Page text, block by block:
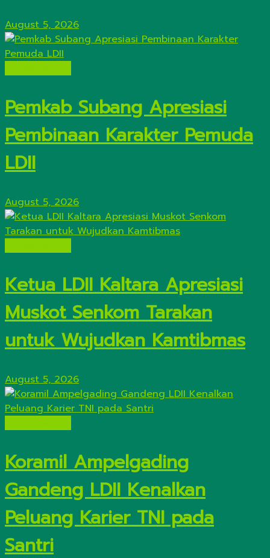
August 5, 2026
Pemkab Subang Apresiasi
Pembinaan Karakter Pemuda
LDII
August 5, 2026
Ketua LDII Kaltara Apresiasi
Muskot Senkom Tarakan
untuk Wujudkan Kamtibmas
August 5, 2026
Koramil Ampelgading
Gandeng LDII Kenalkan
Peluang Karier TNI pada
Santri